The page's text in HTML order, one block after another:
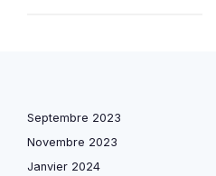
Septembre 2023
Novembre 2023
Janvier 2024